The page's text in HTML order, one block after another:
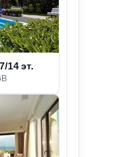
14 эт.